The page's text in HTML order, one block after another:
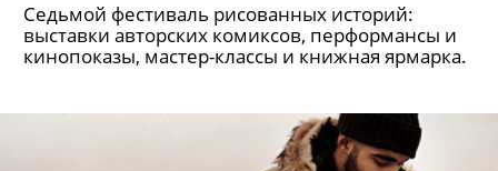
Седьмой фестиваль рисованных историй:
выставки авторских комиксов, перформансы и
кинопоказы, мастер-классы и книжная ярмарка.